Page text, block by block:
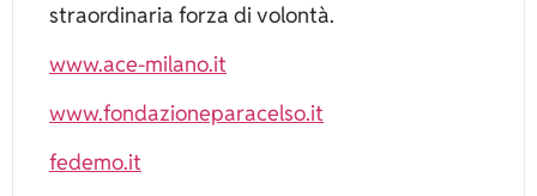
straordinaria forza di volontà.
www.ace-milano.it
www.fondazioneparacelso.it
fedemo.it